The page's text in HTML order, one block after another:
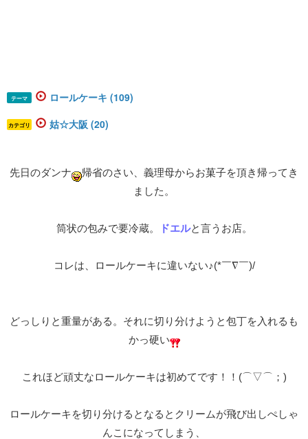
テーマ ロールケーキ (109)
カテゴリ 姑☆大阪 (20)
先日のダンナ
帰省のさい、義理母からお菓子を頂き帰ってき
ました。
筒状の包みで要冷蔵。 ドエルと言うお店。
コレは、ロールケーキに違いない♪(*￣∇￣)/
どっしりと重量がある。それに切り分けようと包丁を入れるも
かっ硬い
これほど頑丈なロールケーキは初めてです！！(⌒▽⌒；)
ロールケーキを切り分けるとなるとクリームが飛び出しぺしゃ
んこになってしまう、